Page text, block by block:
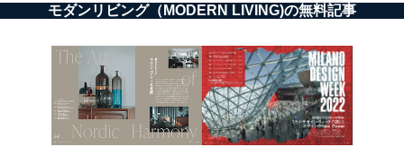
は、本人に遅滞無くその旨を通知するとともに、理由を
①利用目的を本人に通知し、又は公表することによって
本人又は第三者の生命、身体、財産その他の権利利益を
害するおそれがある場合
②利用目的を本人に通知し、又は公表することによって
当該事業者の権利又は正当な利益を害するおそれがある
場合
モダンリビング（MODERN LIVING)の無料記事